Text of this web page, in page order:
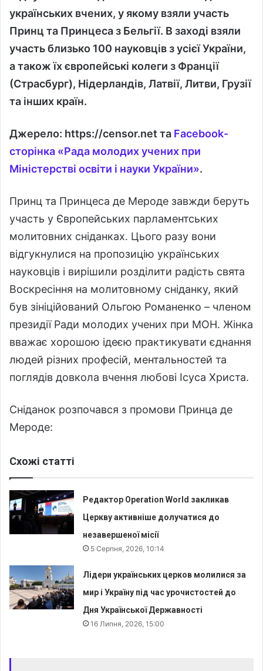
українських вчених, у якому взяли участь
Принц та Принцеса з Бельгії. В заході взяли
участь близько 100 науковців з усієї України,
а також їх європейські колеги з Франції
(Страсбург), Нідерландів, Латвії, Литви, Грузії
та інших країн.
Джерело: https://censor.net та Facebook-
сторінка «Рада молодих учених при
Міністерстві освіти і науки України».
Принц та Принцеса де Мероде завжди беруть
участь у Європейських парламентських
молитовних сніданках. Цього разу вони
відгукнулися на пропозицію українських
науковців і вирішили розділити радість свята
Воскресіння на молитовному сніданку, який
був зініційований Ольгою Романенко – членом
президії Ради молодих учених при МОН. Жінка
вважає хорошою ідеєю практикувати єднання
людей різних професій, ментальностей та
поглядів довкола вчення любові Ісуса Христа.
Сніданок розпочався з промови Принца де
Мероде:
Схожі статті
Редактор Operation World закликав
Церкву активніше долучатися до
незавершеної місії
5 Серпня, 2026, 10:14
Лідери українських церков молилися за
мир і Україну під час урочистостей до
Дня Української Державності
16 Липня, 2026, 15:00